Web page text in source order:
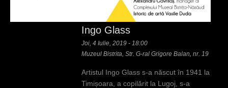
Ingo Glass
Joi, 4 Iulie, 2019 - 18:00
Muzeul Bistrita, Str. G-ral Grigore Balan, nr. 19
Artistul Ingo Glass s-a născut în 1941 la
Timișoara, a copilărit la Lugoj, s-a